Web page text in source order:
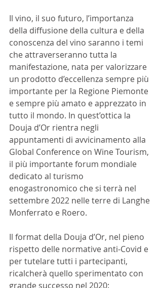
Il vino, il suo futuro, l’importanza
della diffusione della cultura e della
conoscenza del vino saranno i temi
che attraverseranno tutta la
manifestazione, nata per valorizzare
un prodotto d’eccellenza sempre più
importante per la Regione Piemonte
e sempre più amato e apprezzato in
tutto il mondo. In quest’ottica la
Douja d’Or rientra negli
appuntamenti di avvicinamento alla
Global Conference on Wine Tourism,
il più importante forum mondiale
dedicato al turismo
enogastronomico che si terrà nel
settembre 2022 nelle terre di Langhe
Monferrato e Roero.
Il format della Douja d’Or, nel pieno
rispetto delle normative anti-Covid e
per tutelare tutti i partecipanti,
ricalcherà quello sperimentato con
grande successo nel 2020: